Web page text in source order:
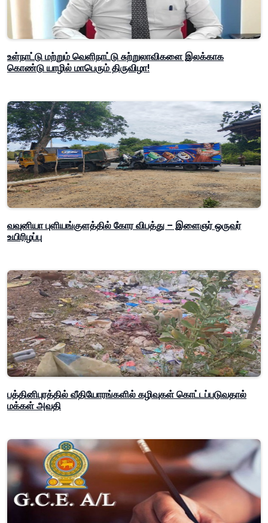
உள்நாட்டு மற்றும் வெளிநாட்டு சுற்றுலாவிகளை இலக்காக
கொண்டு யாழில் மாபெரும் திருவிழா!
வவுனியா புளியங்குளத்தில் கோர விபத்து – இளைஞர் ஒருவர்
உயிரிழப்பு
பத்தினிபுரத்தில் வீதியோரங்களில் கழிவுகள் கொட்டப்படுவதால்
மக்கள் அவதி